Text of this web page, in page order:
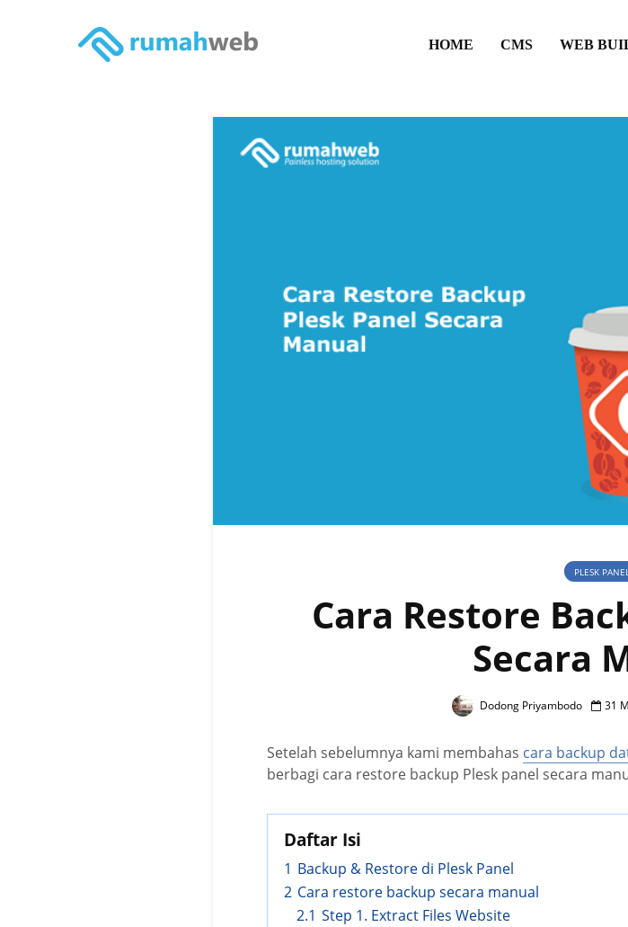
HOME CMS WEB
PLESK PANEL
Cara Restore
Secara
Dodong Priyambodo 31
Setelah sebelumnya kami membahas cara backup
berbagi cara restore backup Plesk panel secara
Daftar Isi
1 Backup & Restore di Plesk Panel
2 Cara restore backup secara manual
2.1 Step 1. Extract Files Website